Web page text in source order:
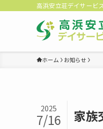
高浜安立荘デイサービ
ホーム お知らせ
家族
2025
7/16